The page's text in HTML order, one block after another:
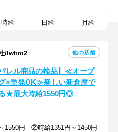
時給 日給 月給
/lwhm2 他の店舗
パレル商品の検品】≪オープ
×単発OK≫新しい新倉庫で
★最大時給1550円◎
1550円 ②時給1351円～1450円